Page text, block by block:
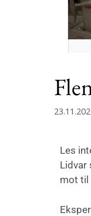
Les
Lidvar
mot til